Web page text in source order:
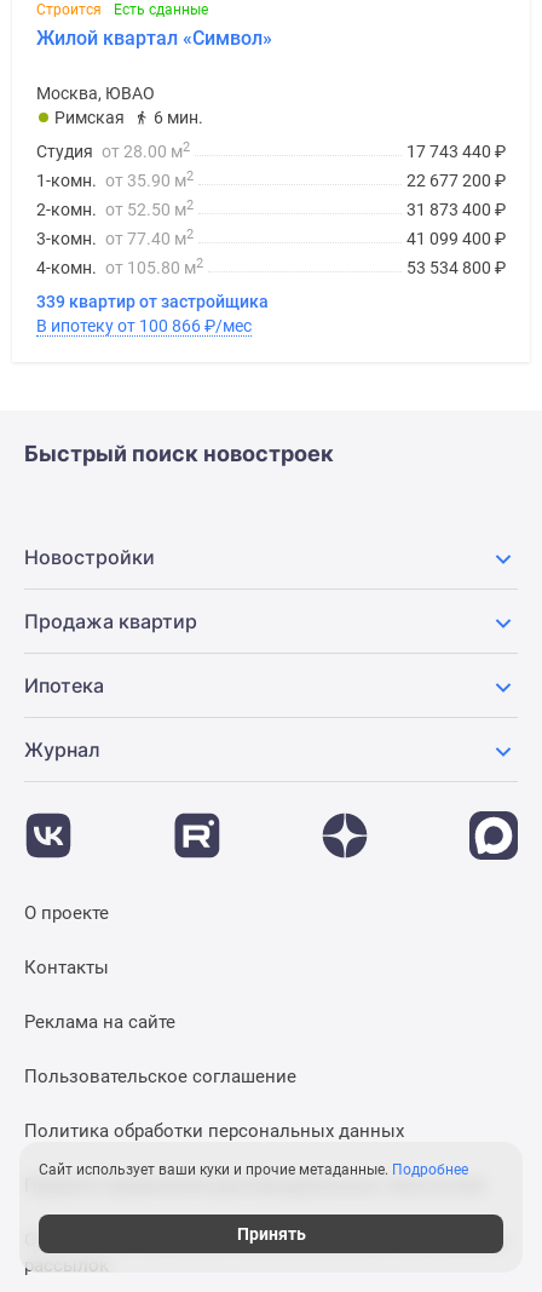
Строится
Есть сданные
Жилой квартал «Символ»
Москва, ЮВАО
Римская
6 мин.
17 743 440 ₽
Студия от 28.00 м2
22 677 200 ₽
1-комн. от 35.90 м2
31 873 400 ₽
2-комн. от 52.50 м2
41 099 400 ₽
3-комн. от 77.40 м2
53 534 800 ₽
4-комн. от 105.80 м2
339 квартир от застройщика
В ипотеку от 100 866₽/мес
Быстрый поиск новостроек
Новостройки
Продажа квартир
Ипотека
Журнал
О проекте
Контакты
Реклама на сайте
Пользовательское соглашение
Политика обработки персональных данных
Согласие на получение информационных и рекламных
рассылок
Сайт использует ваши куки и прочие метаданные. Подробнее
Принять